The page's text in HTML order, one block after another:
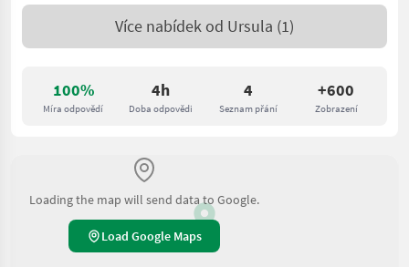
100%
Míra odpovědí
4h
Doba odpovědi
4
Seznam přání
+600
Zobrazení
Více nabídek od Ursula (1)
Loading the map will send data to Google.
Load Google Maps